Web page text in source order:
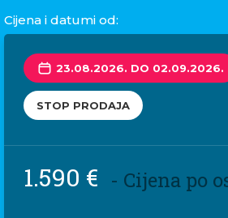
Cijena i datumi od:
23.08.2026. DO 02.09.2026.
STOP PRODAJA
1.590 € - Cijena po